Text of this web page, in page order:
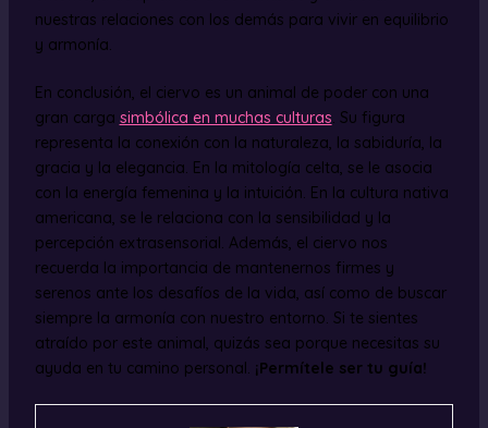
nuestras relaciones con los demás para vivir en equilibrio
y armonía.
En conclusión, el ciervo es un animal de poder con una
gran carga simbólica en muchas culturas . Su figura
representa la conexión con la naturaleza, la sabiduría, la
gracia y la elegancia. En la mitología celta, se le asocia
con la energía femenina y la intuición. En la cultura nativa
americana, se le relaciona con la sensibilidad y la
percepción extrasensorial. Además, el ciervo nos
recuerda la importancia de mantenernos firmes y
serenos ante los desafíos de la vida, así como de buscar
siempre la armonía con nuestro entorno. Si te sientes
atraído por este animal, quizás sea porque necesitas su
ayuda en tu camino personal. ¡Permítele ser tu guía!